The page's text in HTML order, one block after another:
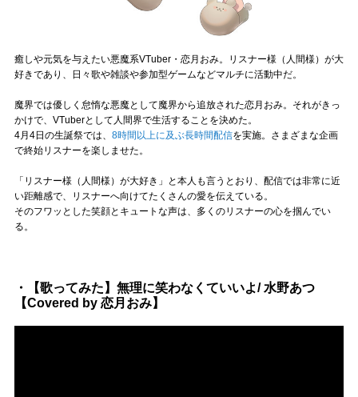
癒しや元気を与えたい悪魔系VTuber・恋月おみ。リスナー様（人間様）が大
好きであり、日々歌や雑談や参加型ゲームなどマルチに活動中だ。
魔界では優しく怠惰な悪魔として魔界から追放された恋月おみ。それがきっ
かけで、VTuberとして人間界で生活することを決めた。
4月4日の生誕祭では、 8時間以上に及ぶ長時間配信を実施。さまざまな企画
で終始リスナーを楽しませた。
「リスナー様（人間様）が大好き」と本人も言うとおり、配信では非常に近
い距離感で、リスナーへ向けてたくさんの愛を伝えている。
そのフワッとした笑顔とキュートな声は、多くのリスナーの心を掴んでい
る。
・【歌ってみた】無理に笑わなくていいよ/ 水野あつ
【Covered by 恋月おみ】